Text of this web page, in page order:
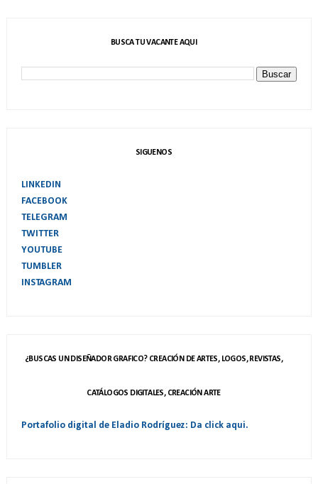
BUSCA TU VACANTE AQUI
SIGUENOS
LINKEDIN
FACEBOOK
TELEGRAM
TWITTER
YOUTUBE
TUMBLER
INSTAGRAM
¿BUSCAS UN DISEÑADOR GRAFICO? CREACIÓN DE ARTES, LOGOS, REVISTAS,
CATÁLOGOS DIGITALES, CREACIÓN ARTE
Portafolio digital de Eladio Rodríguez: Da click aqui.